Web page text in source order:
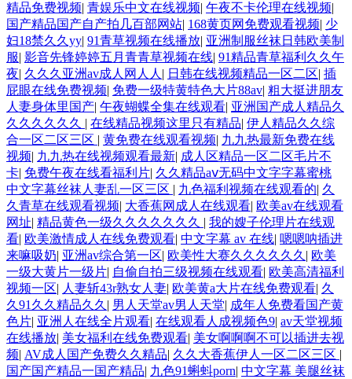
精品免费视频| 青娱乐中文在线视频| 午夜不卡伦理在线视频|
国产精品国产自产拍几百部网站| 168黄页网免费观看视频| 少
妇18禁久久yy| 91青草视频在线播放| 亚洲制服丝袜日韩欧美制
服| 影音先锋婷婷五月青青草视频在线| 91精品青草福利久久午
夜| 久久久亚洲av成人网人人 | 日韩在线视频精品一区二区| 插
屁眼在线免费视频| 免费一级特黄特色大片88av| 粗大挺进朋友
人妻身体里国产| 午夜蝴蝶全集在线观看| 亚洲国产成人精品久
久久久久久久 | 在线精品视频这里只有精品| 伊人精品久久综
合一区二区三区 | 黄免费在线观看视频| 九九热最新免费在线
视频| 九九热在线视频观看最新| 成人区精品一区二区毛片不
卡| 免费午夜在线看福利片| 久久精品aⅴ无码中文字字幕蜜桃
中文字幕丝袜人妻乱一区三区 | 九色福利视频在线观看的| 久
久青草在线观看视频| 大香蕉网成人在线观看| 欧美av在线观看
网址| 精品黄色一级久久久久久久久 | 我的嫂子伦理片在线观
看| 欧美激情成人在线免费观看| 中文字幕 av 在线| 嗯嗯呐插进
来嘛吸奶| 亚洲av综合第一区| 欧美性大赛久久久久久久 | 欧美
一级大黄片一级片| 自偷自拍三级视频在线观看| 欧美高清福利
视频一区| 人妻斩43r熟女人妻| 欧美黄a大片在线免费观看| 久
久91久久精品久久 | 男人天堂av男人天堂| 成年人免费看国产黄
色片| 亚洲人在线全片观看| 在线观看人成视频色9| av天堂视频
在线播放| 美女福利在线免费观看| 美女啊啊啊不可以插进去视
频| AV成人国产免费久久精品| 久久大香蕉伊人一区二区三区 |
国产国产精品一国产精品| 九色91蝌蚪porn| 中文字幕 美腿丝袜